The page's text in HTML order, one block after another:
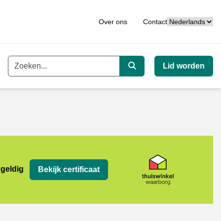
Over ons ContactTaal
Trefwoord
Zoeken
Lid worden
Bekijk certificaat